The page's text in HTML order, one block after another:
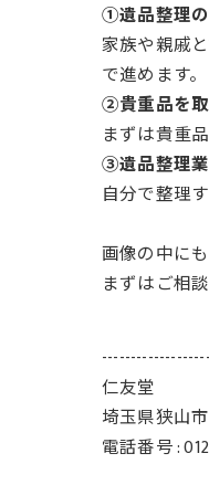
①遺品整理
家族や親戚
で進めます。
②貴重品を
まずは貴重
③遺品整理
自分で整理
画像の中に
まずはご相
仁友堂
埼玉県狭山
電話番号 :